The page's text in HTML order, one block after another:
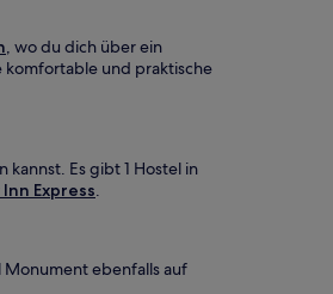
, wo du dich über ein
komfortable und praktische
Es gibt 1 Hostel in
Express.
Monument ebenfalls auf